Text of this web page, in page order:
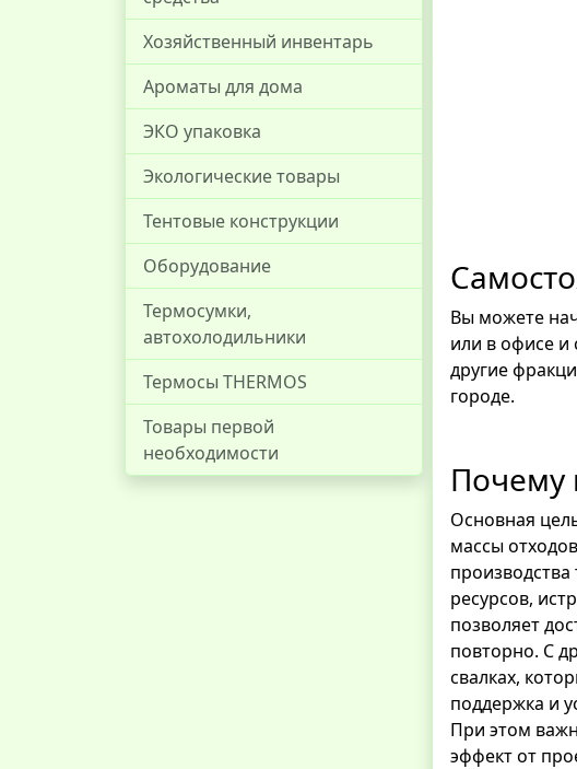
Хозяйственный инвентарь
Ароматы для дома
ЭКО упаковка
Экологические товары
Тентовые конструкции
Оборудование
Термосумки,
автохолодильники
Термосы THERMOS
Товары первой
необходимости
Вы можете
или в офисе и
другие
городе.
Почему
Основная
массы
ресурсов,
позволяет
повторно. С
свалках,
поддержка и
При этом
эффект от